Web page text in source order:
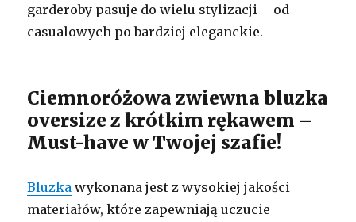
garderoby pasuje do wielu stylizacji – od
casualowych po bardziej eleganckie.
Ciemnoróżowa zwiewna bluzka
oversize z krótkim rękawem –
Must-have w Twojej szafie!
Bluzka wykonana jest z wysokiej jakości
materiałów, które zapewniają uczucie